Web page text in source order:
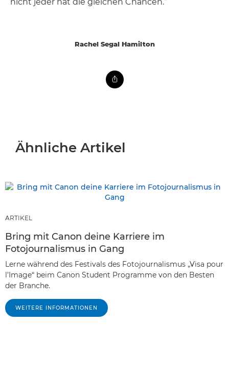
Rachel Segal Hamilton
Ähnliche Artikel
ARTIKEL
Bring mit Canon deine Karriere im
Fotojournalismus in Gang
Lerne während des Festivals des Fotojournalismus „Visa pour
l’Image“ beim Canon Student Programme von den Besten
der Branche.
WEITERE INFORMATIONEN